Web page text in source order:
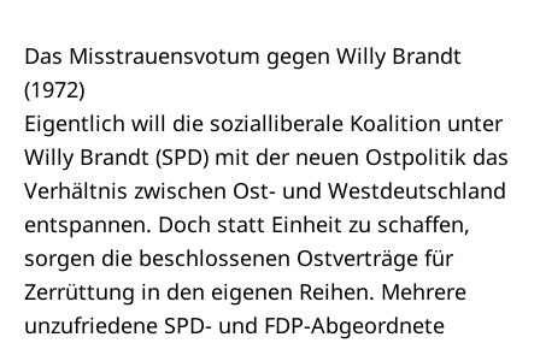
Das Misstrauensvotum gegen Willy Brandt
(1972)
Eigentlich will die sozialliberale Koalition unter
Willy Brandt (SPD) mit der neuen Ostpolitik das
Verhältnis zwischen Ost- und Westdeutschland
entspannen. Doch statt Einheit zu schaffen,
sorgen die beschlossenen Ostverträge für
Zerrüttung in den eigenen Reihen. Mehrere
unzufriedene SPD- und FDP-Abgeordnete